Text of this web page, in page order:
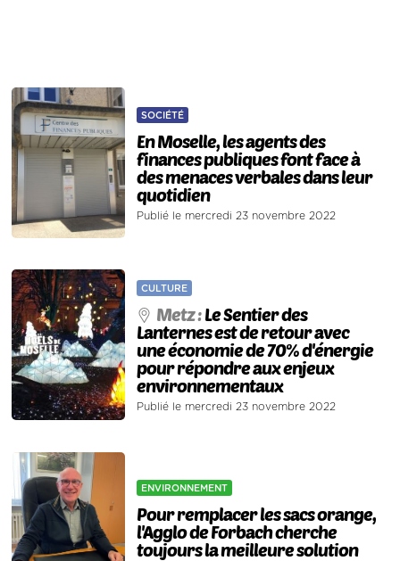
SOCIÉTÉ
En Moselle, les agents des
finances publiques font face à
des menaces verbales dans leur
quotidien
Publié le mercredi 23 novembre 2022
CULTURE
Metz :Le Sentier des
Lanternes est de retour avec
une économie de 70% d'énergie
pour répondre aux enjeux
environnementaux
Publié le mercredi 23 novembre 2022
ENVIRONNEMENT
Pour remplacer les sacs orange,
l'Agglo de Forbach cherche
toujours la meilleure solution